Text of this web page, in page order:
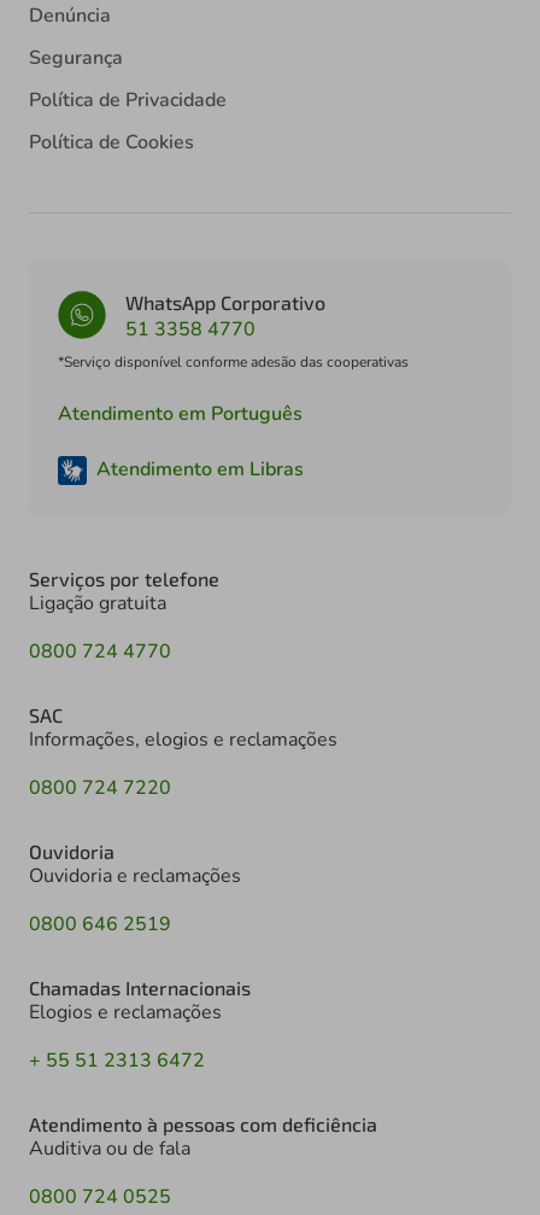
Denúncia
Segurança
Política de Privacidade
Política de Cookies
WhatsApp Corporativo
51 3358 4770
*Serviço disponível conforme adesão das cooperativas
Atendimento em Português
Atendimento em Libras
Serviços por telefone
Ligação gratuita
0800 724 4770
SAC
Informações, elogios e reclamações
0800 724 7220
Ouvidoria
Ouvidoria e reclamações
0800 646 2519
Chamadas Internacionais
Elogios e reclamações
+ 55 51 2313 6472
Atendimento à pessoas com deficiência
Auditiva ou de fala
0800 724 0525